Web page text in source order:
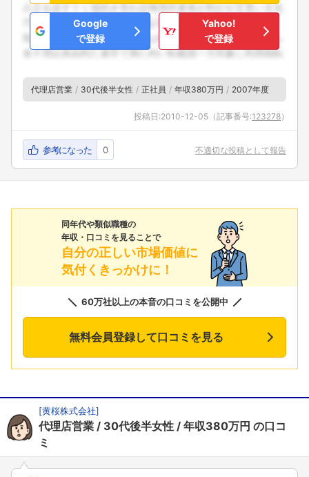
Google
で登録
Yahoo!
で登録
代理店営業 30代後半女性 正社員 年収380万円 2007年度
投稿日:2010-12-05 （記事番号:123278）
参考になった 0 不適切な投稿として報告
同年代や類似職種の
年収・口コミを見ることで
自分の正しい市場価値に
気付くきっかけに！
60万社以上の本音の口コミを公開中
無料会員登録して口コミを見る
[黄桜株式会社]
代理店営業 30代後半女性 年収380万円 の口コ
ミ